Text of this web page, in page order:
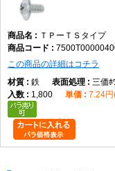
ＴＰーＴＳタイプ
この商品の詳細はコチラ
鉄
三価ﾎ
1,800
7.24